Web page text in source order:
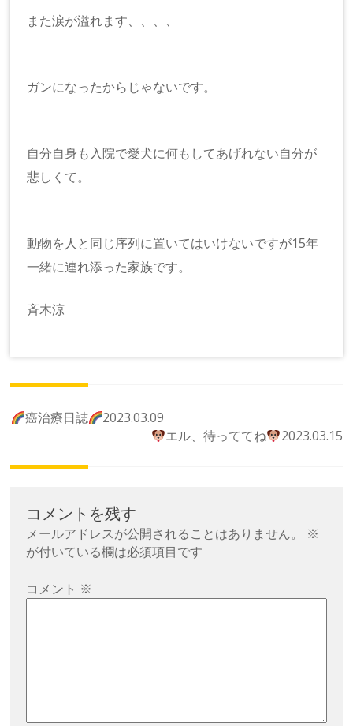
また涙が溢れます、、、、
ガンになったからじゃないです。
自分自身も入院で愛犬に何もしてあげれない自分が
悲しくて。
動物を人と同じ序列に置いてはいけないですが15年
一緒に連れ添った家族です。
斉木涼
投
ナ
癌治療日誌
2023.03.09
エル、待っててね
2023.03.15
コメントを残す
メールアドレスが公開されることはありません。
※
が付いている欄は必須項目です
コメント ※